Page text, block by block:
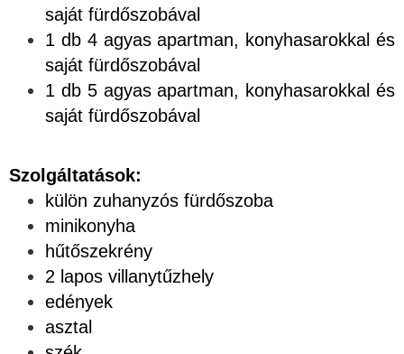
saját fürdőszobával
1 db 4 agyas apartman, konyhasarokkal és
saját fürdőszobával
1 db 5 agyas apartman, konyhasarokkal és
saját fürdőszobával
Szolgáltatások:
külön zuhanyzós fürdőszoba
minikonyha
hűtőszekrény
2 lapos villanytűzhely
edények
asztal